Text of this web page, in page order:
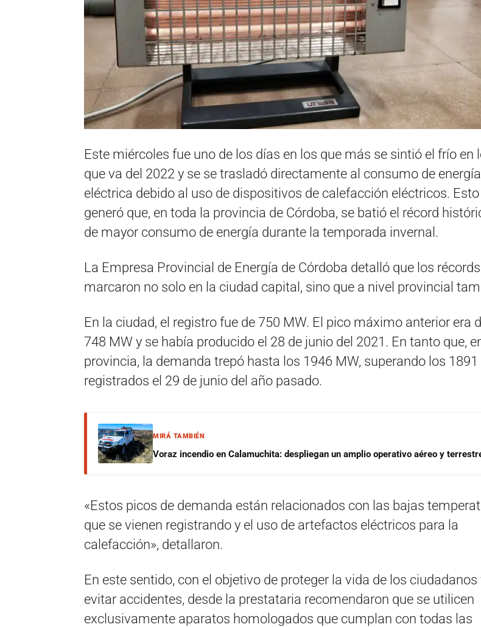
Este miércoles fue uno de los días en los que más se sintió el frío en
que va del 2022 y se se trasladó directamente al consumo de energía
eléctrica debido al uso de dispositivos de calefacción eléctricos. Esto
generó que, en toda la provincia de Córdoba, se batió el récord
de mayor consumo de energía durante la temporada invernal.
La Empresa Provincial de Energía de Córdoba detalló que los
marcaron no solo en la ciudad capital, sino que a nivel provincial
En la ciudad, el registro fue de 750 MW. El pico máximo anterior era
748 MW y se había producido el 28 de junio del 2021. En tanto que,
provincia, la demanda trepó hasta los 1946 MW, superando los 1891
registrados el 29 de junio del año pasado.
MIRÁ TAMBIÉN
Voraz incendio en Calamuchita: despliegan un amplio operativo aéreo y
«Estos picos de demanda están relacionados con las bajas
que se vienen registrando y el uso de artefactos eléctricos para la
calefacción», detallaron.
En este sentido, con el objetivo de proteger la vida de los ciudadanos
evitar accidentes, desde la prestataria recomendaron que se utilicen
exclusivamente aparatos homologados que cumplan con todas las